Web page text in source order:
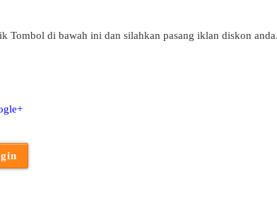
Tombol di bawah ini dan silahkan pasang iklan diskon